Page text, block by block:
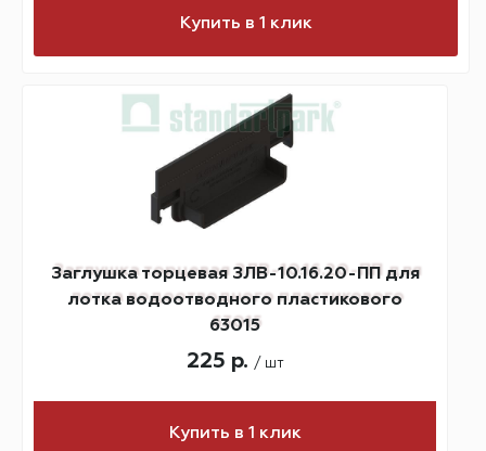
Купить в 1 клик
Заглушка торцевая ЗЛВ-10.16.20-ПП для
лотка водоотводного пластикового
63015
225 р. / шт
Купить в 1 клик